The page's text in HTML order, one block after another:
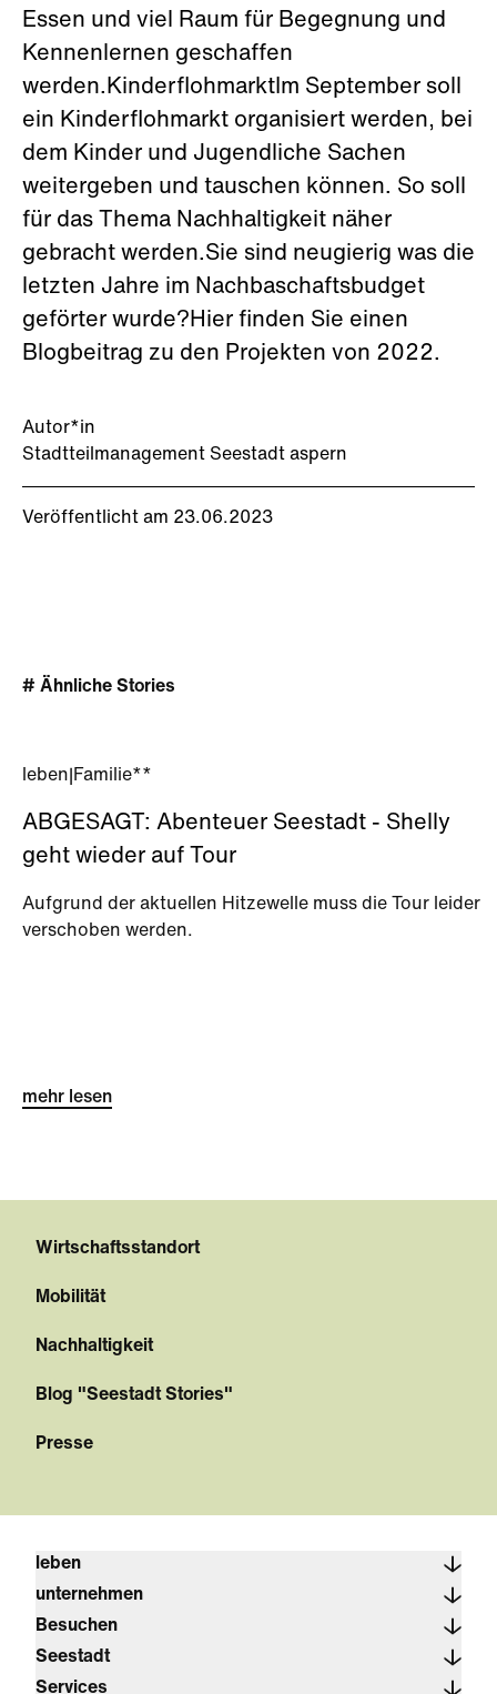
Autor*in
Stadtteilmanagement Seestadt aspern
Veröffentlicht am 23.06.2023
Essen und viel Raum für Begegnung und
Kennenlernen geschaffen
werden.KinderflohmarktIm September soll
ein Kinderflohmarkt organisiert werden, bei
dem Kinder und Jugendliche Sachen
weitergeben und tauschen können. So soll
für das Thema Nachhaltigkeit näher
gebracht werden.Sie sind neugierig was die
letzten Jahre im Nachbaschaftsbudget
geförter wurde?Hier finden Sie einen
Blogbeitrag zu den Projekten von 2022.
# Ähnliche Stories
leben Familie**
ABGESAGT: Abenteuer Seestadt - Shelly
geht wieder auf Tour
Aufgrund der aktuellen Hitzewelle muss die Tour leider
verschoben werden.
mehr lesen
Wirtschaftsstandort
Mobilität
Nachhaltigkeit
Blog "Seestadt Stories"
Presse
leben
unternehmen
Besuchen
Seestadt
Services